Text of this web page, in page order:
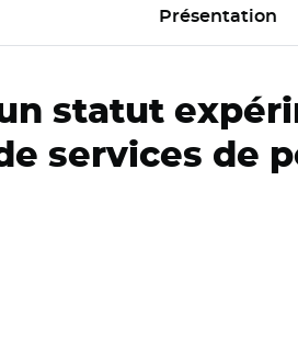
Présentation
statut
services de